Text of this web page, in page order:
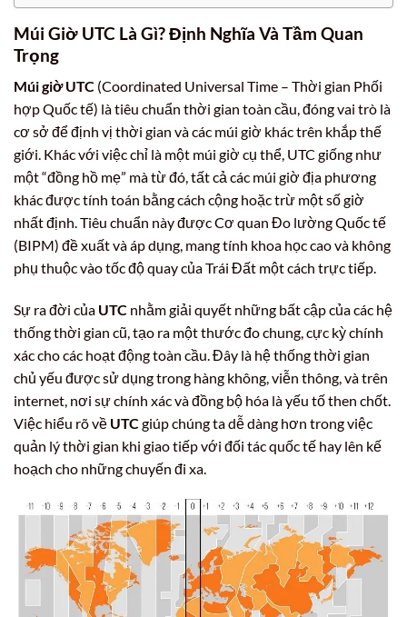
Múi Giờ UTC Là Gì? Định Nghĩa Và Tầm Quan
Trọng
Múi giờ UTC (Coordinated Universal Time – Thời gian Phối
hợp Quốc tế) là tiêu chuẩn thời gian toàn cầu, đóng vai trò là
cơ sở để định vị thời gian và các múi giờ khác trên khắp thế
giới. Khác với việc chỉ là một múi giờ cụ thể, UTC giống như
một “đồng hồ mẹ” mà từ đó, tất cả các múi giờ địa phương
khác được tính toán bằng cách cộng hoặc trừ một số giờ
nhất định. Tiêu chuẩn này được Cơ quan Đo lường Quốc tế
(BIPM) đề xuất và áp dụng, mang tính khoa học cao và không
phụ thuộc vào tốc độ quay của Trái Đất một cách trực tiếp.
Sự ra đời của UTC nhằm giải quyết những bất cập của các hệ
thống thời gian cũ, tạo ra một thước đo chung, cực kỳ chính
xác cho các hoạt động toàn cầu. Đây là hệ thống thời gian
chủ yếu được sử dụng trong hàng không, viễn thông, và trên
internet, nơi sự chính xác và đồng bộ hóa là yếu tố then chốt.
Việc hiểu rõ về UTCgiúp chúng ta dễ dàng hơn trong việc
quản lý thời gian khi giao tiếp với đối tác quốc tế hay lên kế
hoạch cho những chuyến đi xa.